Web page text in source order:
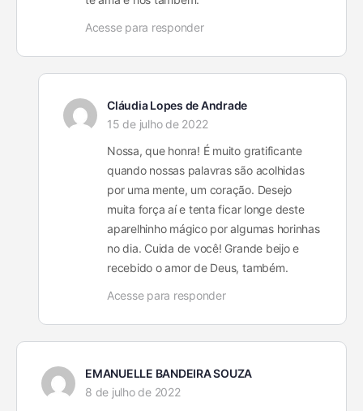
Acesse para responder
Cláudia Lopes de Andrade
15 de julho de 2022
Nossa, que honra! É muito gratificante
quando nossas palavras são acolhidas
por uma mente, um coração. Desejo
muita força aí e tenta ficar longe deste
aparelhinho mágico por algumas horinhas
no dia. Cuida de você! Grande beijo e
recebido o amor de Deus, também.
Acesse para responder
EMANUELLE BANDEIRA SOUZA
8 de julho de 2022